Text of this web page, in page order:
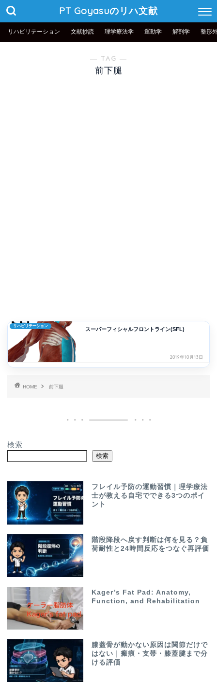
PT Goyasuのリハ文献
リハビリテーション 文献抄読 理学療法学 運動学 解剖学 整形
― TAG ―
前下腿
リハビリテーション
スーパーフィシャルフロントライン(SFL)
2019年10月13日
HOME 前下腿
検索
検索
フレイル予防の運動習慣｜理学療法
士が教える自宅でできる3つのポイ
ント
階段降段へ戻す判断は何を見る？負
荷耐性と24時間反応をつなぐ再評価
Kager’s Fat Pad: Anatomy,
Function, and Rehabilitation
膝蓋骨が動かない原因は関節だけで
はない｜瘢痕・支帯・膝蓋腱まで分
ける評価